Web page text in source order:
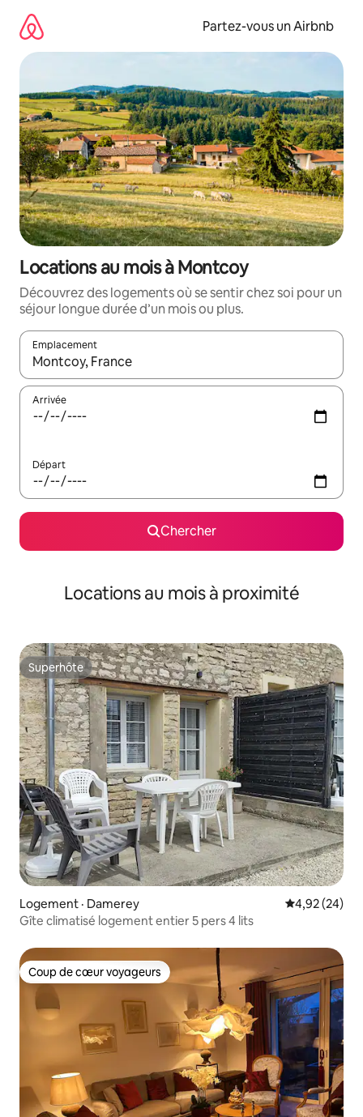
directement
contenu
Partez-vous un Airbnb
Locations au mois à Montcoy
Découvrez des logements où se sentir chez soi pour un
séjour longue durée d’un mois ou plus.
Emplacement
Quand les résultats sont affichés, parcourez-les en utilisant
Arrivée
Départ
Chercher
Locations au mois à proximité
Superhôte
Superhôte
Logement · Damerey Note
4,92 (24)
Gîte climatisé logement entier 5 pers 4 lits
Coup de cœur voyageurs
Coup de cœur voyageurs